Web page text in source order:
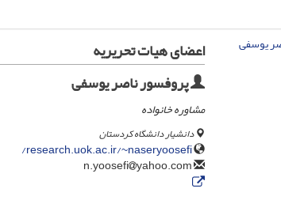
اعضای هیات تحریریه
پروفسور ناصر یوسفی
مشاوره خانواده
دانشیار دانشگاه کردستان
research.uok.ac.ir/~naseryoosefi/
yahoo.com